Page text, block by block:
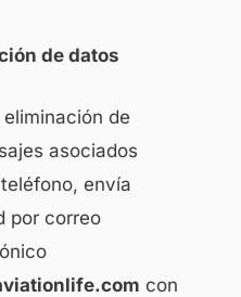
de datos
de
asociados
envía
por correo
con